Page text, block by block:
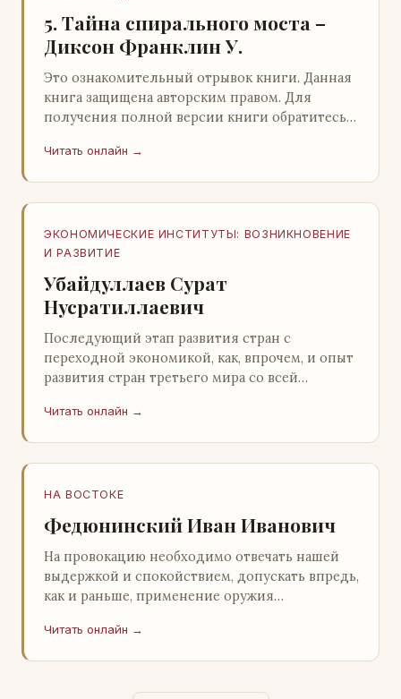
5. Тайна спирального моста –
Диксон Франклин У.
Это ознакомительный отрывок книги. Данная
книга защищена авторским правом. Для
получения полной версии книги обратитесь к
легального ко…
Читать онлайн →
ЭКОНОМИЧЕСКИЕ ИНСТИТУТЫ: ВОЗНИКНОВЕНИЕ
И РАЗВИТИЕ
Убайдуллаев Сурат
Нусратиллаевич
Последующий этап развития стран с
переходной экономикой, как, впрочем, и опыт
развития стран третьего мира со всей
ошибочность такого предс…
Читать онлайн →
НА ВОСТОКЕ
Федюнинский Иван Иванович
На провокацию необходимо отвечать нашей
выдержкой и спокойствием, допускать впредь,
как и раньше, применение оружия
самообороны о…
Читать онлайн →